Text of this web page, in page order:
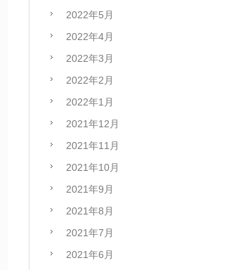
2022年5月
2022年4月
2022年3月
2022年2月
2022年1月
2021年12月
2021年11月
2021年10月
2021年9月
2021年8月
2021年7月
2021年6月